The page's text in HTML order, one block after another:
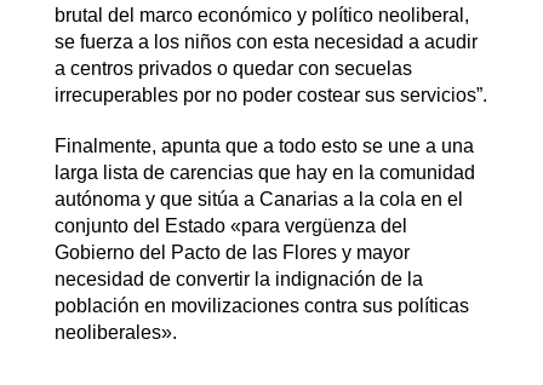
brutal del marco económico y político neoliberal,
se fuerza a los niños con esta necesidad a acudir
a centros privados o quedar con secuelas
irrecuperables por no poder costear sus servicios”.
Finalmente, apunta que a todo esto se une a una
larga lista de carencias que hay en la comunidad
autónoma y que sitúa a Canarias a la cola en el
conjunto del Estado «para vergüenza del
Gobierno del Pacto de las Flores y mayor
necesidad de convertir la indignación de la
población en movilizaciones contra sus políticas
neoliberales».